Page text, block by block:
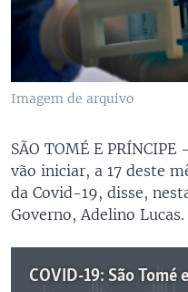
Imagem de arquivo
SÃO TOMÉ E PRÍNCIPE
vão iniciar, a 17 deste
da Covid-19, disse,
Governo, Adelino Lucas.